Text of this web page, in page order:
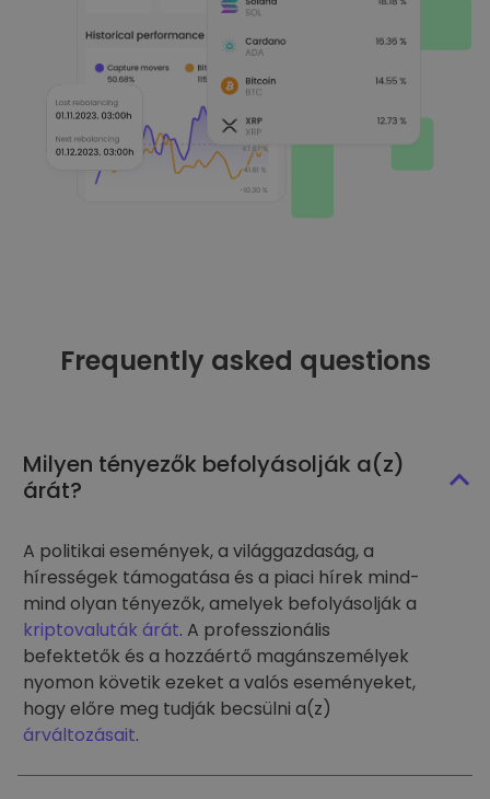
Frequently asked questions
Milyen tényezők befolyásolják a(z)
árát?
A politikai események, a világgazdaság, a
hírességek támogatása és a piaci hírek mind-
mind olyan tényezők, amelyek befolyásolják a
kriptovaluták árát. A professzionális
befektetők és a hozzáértő magánszemélyek
nyomon követik ezeket a valós eseményeket,
hogy előre meg tudják becsülni a(z)
árváltozásait.